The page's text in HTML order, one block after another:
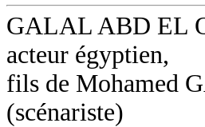
GALAL ABD EL
acteur égyptien,
fils de Mohamed
(scénariste)